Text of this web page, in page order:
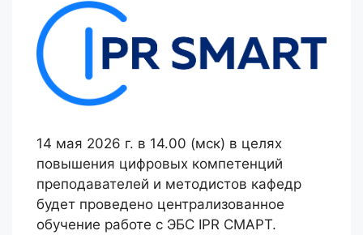
14 мая 2026 г. в 14.00 (мск) в целях
повышения цифровых компетенций
преподавателей и методистов кафедр
будет проведено централизованное
обучение работе с ЭБС IPR СМАРТ.